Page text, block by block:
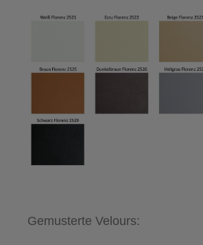
Gemusterte Velours: